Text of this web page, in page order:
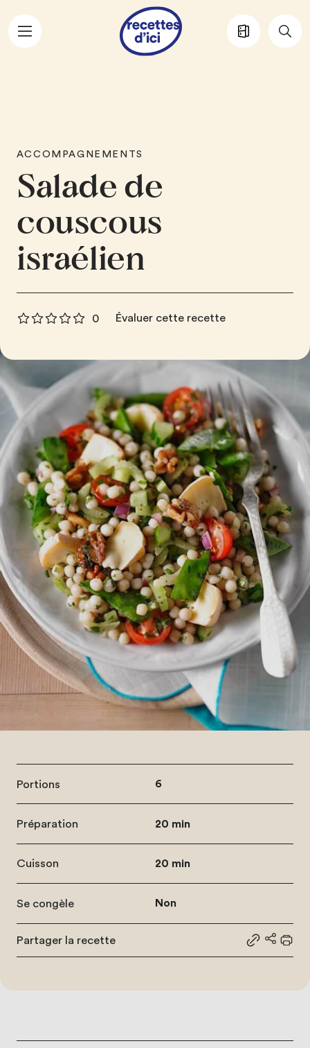
Aller au contenu principal
ACCOMPAGNEMENTS
Salade de
couscous
israélien
0 Évaluer cette recette
Portions 6
Préparation 20 min
Cuisson 20 min
Se congèle Non
Partager la recette
Partager